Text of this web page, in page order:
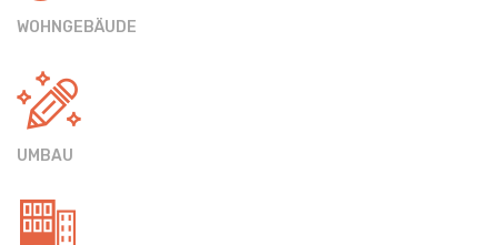
WOHNGEBÄUDE
UMBAU